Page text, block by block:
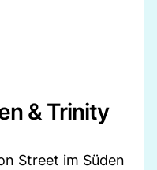
& Trinity
Street im Süden